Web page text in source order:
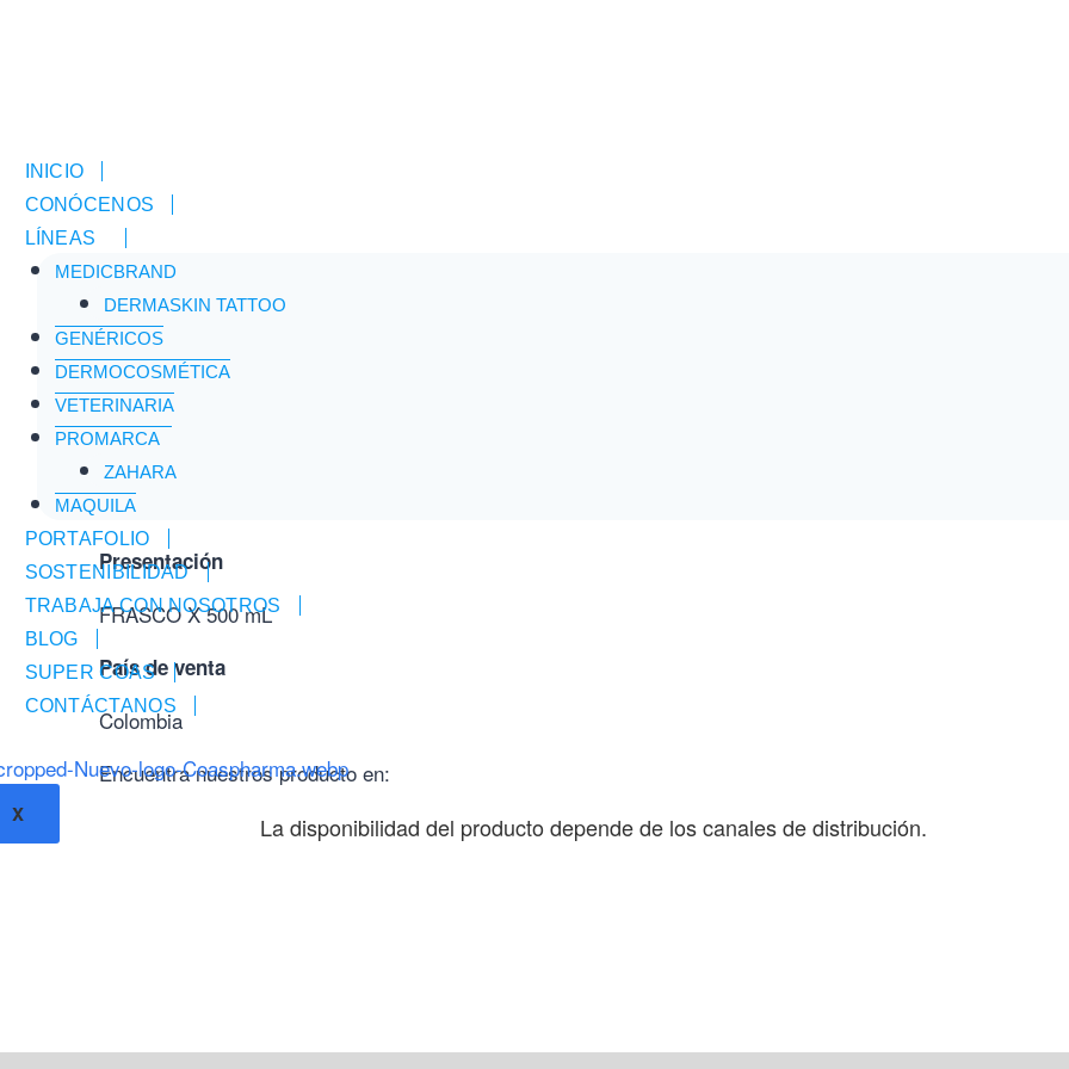
INICIO
CONÓCENOS
LÍNEAS
MEDICBRAND
DERMASKIN TATTOO
GENÉRICOS
DERMOCOSMÉTICA
VETERINARIA
PROMARCA
ZAHARA
MAQUILA
PORTAFOLIO
SOSTENIBILIDAD
TRABAJA CON NOSOTROS
BLOG
SUPER COAS
CONTÁCTANOS
X
Inicio / Tienda / HIDRALITOS UVA 45
Venta Libre
HIDRALITOS UVA 45
Presentación
FRASCO X 500 mL
País de venta
Colombia
Encuentra nuestros producto en:
La disponibilidad del producto depende de los canales de distribución.